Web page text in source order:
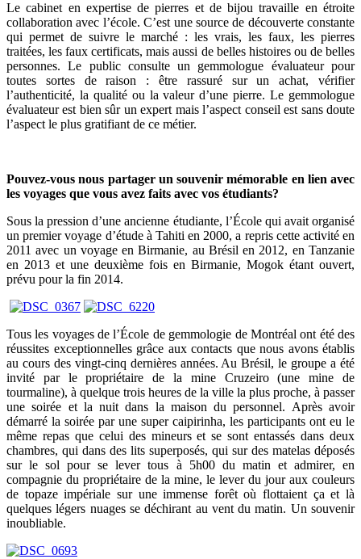
Le cabinet en expertise de pierres et de bijou travaille en étroite
collaboration avec l’école. C’est une source de découverte constante
qui permet de suivre le marché : les vrais, les faux, les pierres
traitées, les faux certificats, mais aussi de belles histoires ou de belles
personnes. Le public consulte un gemmologue évaluateur pour
toutes sortes de raison : être rassuré sur un achat, vérifier
l’authenticité, la qualité ou la valeur d’une pierre. Le gemmologue
évaluateur est bien sûr un expert mais l’aspect conseil est sans doute
l’aspect le plus gratifiant de ce métier.
Pouvez-vous nous partager un souvenir mémorable en lien avec
les voyages que vous avez faits avec vos étudiants?
Sous la pression d’une ancienne étudiante, l’École qui avait organisé
un premier voyage d’étude à Tahiti en 2000, a repris cette activité en
2011 avec un voyage en Birmanie, au Brésil en 2012, en Tanzanie
en 2013 et une deuxième fois en Birmanie, Mogok étant ouvert,
prévu pour la fin 2014.
Tous les voyages de l’École de gemmologie de Montréal ont été des
réussites exceptionnelles grâce aux contacts que nous avons établis
au cours des vingt-cinq dernières années. Au Brésil, le groupe a été
invité par le propriétaire de la mine Cruzeiro (une mine de
tourmaline), à quelque trois heures de la ville la plus proche, à passer
une soirée et la nuit dans la maison du personnel. Après avoir
démarré la soirée par une super caipirinha, les participants ont eu le
même repas que celui des mineurs et se sont entassés dans deux
chambres, qui dans des lits superposés, qui sur des matelas déposés
sur le sol pour se lever tous à 5h00 du matin et admirer, en
compagnie du propriétaire de la mine, le lever du jour aux couleurs
de topaze impériale sur une immense forêt où flottaient ça et là
quelques légers nuages se déchirant au vent du matin. Un souvenir
inoubliable.